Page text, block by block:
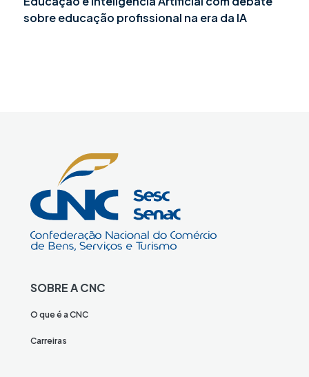
sobre educação profissional na era da IA
SOBRE A CNC
O que é a CNC
Carreiras